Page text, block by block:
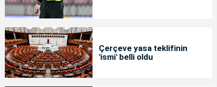
Çerçeve yasa teklifinin
'ismi' belli oldu